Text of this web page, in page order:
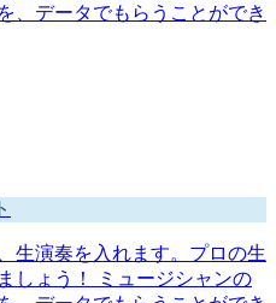
、データでもらうことができ
生演奏を入れます。プロの生
しょう！ ミュージシャンの